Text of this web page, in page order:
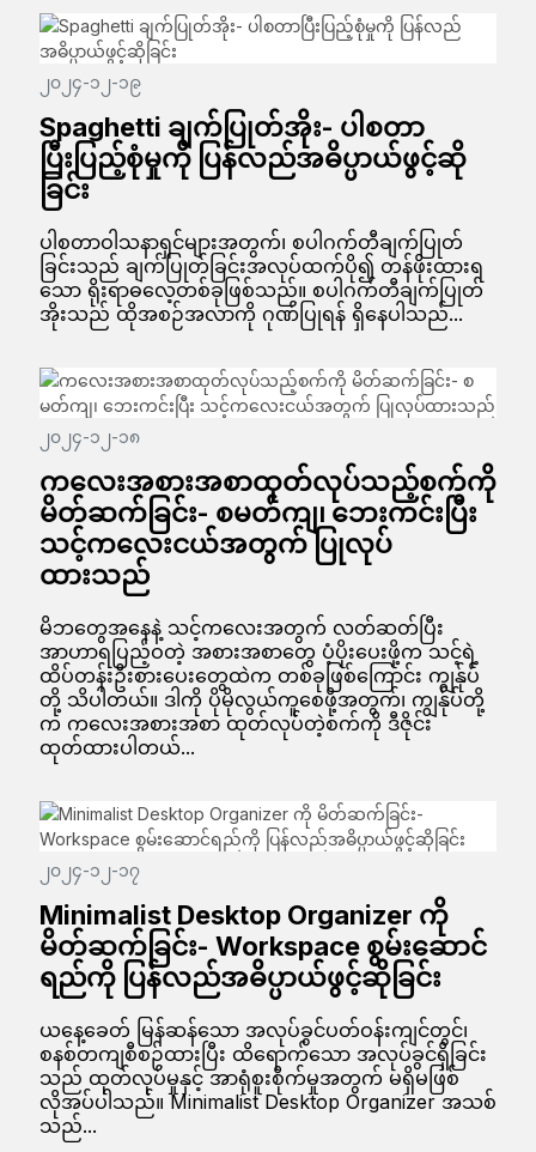
၂၀၂၄-၁၂-၁၉
Spaghetti ချက်ပြုတ်အိုး- ပါစတာ
ပြီးပြည့်စုံမှုကို ပြန်လည်အဓိပ္ပာယ်ဖွင့်ဆို
ခြင်း
ပါစတာဝါသနာရှင်များအတွက်၊ စပါဂက်တီချက်ပြုတ်
ခြင်းသည် ချက်ပြုတ်ခြင်းအလုပ်ထက်ပို၍ တန်ဖိုးထားရ
သော ရိုးရာဓလေ့တစ်ခုဖြစ်သည်။ စပါဂက်တီချက်ပြုတ်
အိုးသည် ထိုအစဉ်အလာကို ဂုဏ်ပြုရန် ရှိနေပါသည်...
၂၀၂၄-၁၂-၁၈
ကလေးအစားအစာထုတ်လုပ်သည့်စက်ကို
မိတ်ဆက်ခြင်း- စမတ်ကျ၊ ဘေးကင်းပြီး
သင့်ကလေးငယ်အတွက် ပြုလုပ်
ထားသည်
မိဘတွေအနေနဲ့ သင့်ကလေးအတွက် လတ်ဆတ်ပြီး
အာဟာရပြည့်ဝတဲ့ အစားအစာတွေ ပံ့ပိုးပေးဖို့က သင့်ရဲ့
ထိပ်တန်းဦးစားပေးတွေထဲက တစ်ခုဖြစ်ကြောင်း ကျွန်ုပ်
တို့ သိပါတယ်။ ဒါကို ပိုမိုလွယ်ကူစေဖို့အတွက်၊ ကျွန်ုပ်တို့
က ကလေးအစားအစာ ထုတ်လုပ်တဲ့စက်ကို ဒီဇိုင်း
ထုတ်ထားပါတယ်...
၂၀၂၄-၁၂-၁၇
Minimalist Desktop Organizer ကို
မိတ်ဆက်ခြင်း- Workspace စွမ်းဆောင်
ရည်ကို ပြန်လည်အဓိပ္ပာယ်ဖွင့်ဆိုခြင်း
ယနေ့ခေတ် မြန်ဆန်သော အလုပ်ခွင်ပတ်ဝန်းကျင်တွင်၊
စနစ်တကျစီစဉ်ထားပြီး ထိရောက်သော အလုပ်ခွင်ရှိခြင်း
သည် ထုတ်လုပ်မှုနှင့် အာရုံစူးစိုက်မှုအတွက် မရှိမဖြစ်
လိုအပ်ပါသည်။ Minimalist Desktop Organizer အသစ်
သည်...